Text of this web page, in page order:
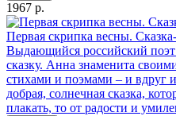
1967 р.
Первая скрипка весны.
Выдающийся российский
сказку. Анна знаменита
стихами и поэмами – и вдруг
добрая, солнечная сказка,
плакать, то от радости и